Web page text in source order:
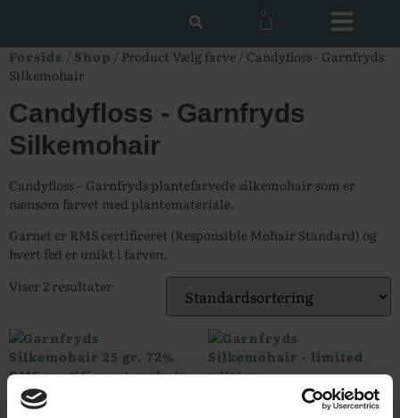
0
Forside / Shop / Product Vælg farve / Candyfloss - Garnfryds
Silkemohair
Candyfloss - Garnfryds
Silkemohair
Candyfloss – Garnfryds plantefarvede silkemohair som er
nænsom farvet med plantemateriale.
Garnet er RMS certificeret (Responsible Mohair Standard) og
hvert fed er unikt i farven.
Viser 2 resultater
Garnfryds Silkemohair –